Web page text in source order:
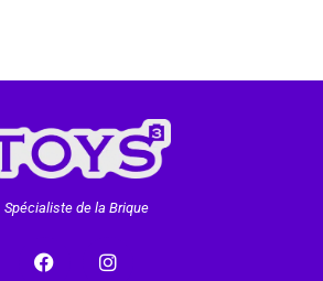
Spécialiste de la Brique